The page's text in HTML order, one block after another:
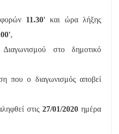
11.30'και ώρα λήξης
,
στο δημοτικό
που ο διαγωνισμός αποβεί
στις 27/01/2020ημέρα